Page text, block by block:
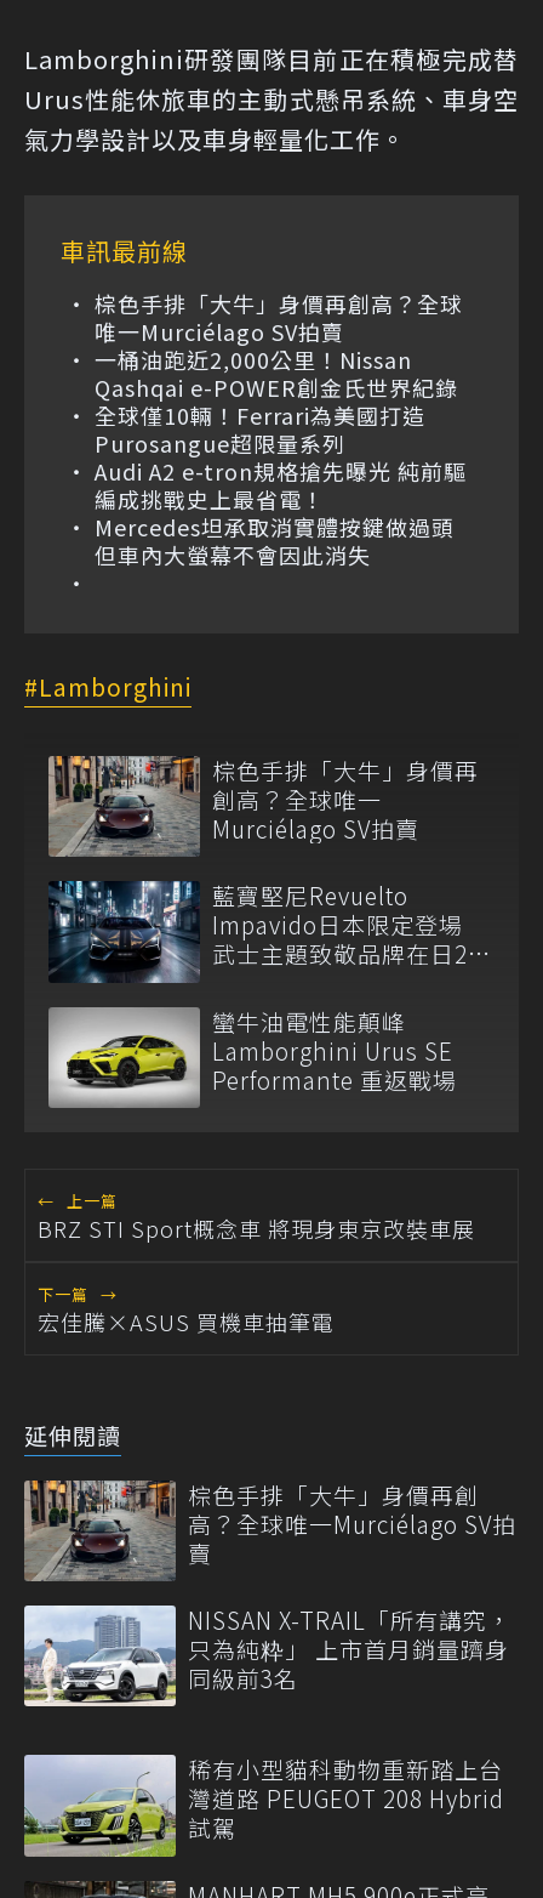
Lamborghini研發團隊目前正在積極完成替
Urus性能休旅車的主動式懸吊系統、車身空
氣力學設計以及車身輕量化工作。
車訊最前線
棕色手排「大牛」身價再創高？全球
唯一Murciélago SV拍賣
一桶油跑近2,000公里！Nissan
Qashqai e-POWER創金氏世界紀錄
全球僅10輛！Ferrari為美國打造
Purosangue超限量系列
Audi A2 e-tron規格搶先曝光 純前驅
編成挑戰史上最省電！
Mercedes坦承取消實體按鍵做過頭
但車內大螢幕不會因此消失
Lamborghini
棕色手排「大牛」身價再
創高？全球唯一
Murciélago SV拍賣
藍寶堅尼Revuelto
Impavido日本限定登場
武士主題致敬品牌在日25
蠻牛油電性能顛峰
Lamborghini Urus SE
Performante 重返戰場
← 上一篇
BRZ STI Sport概念車 將現身東京改裝車展
下一篇 →
宏佳騰×ASUS 買機車抽筆電
延伸閱讀
棕色手排「大牛」身價再創
高？全球唯一Murciélago SV拍
賣
NISSAN X-TRAIL「所有講究，
只為純粋」 上市首月銷量躋身
同級前3名
稀有小型貓科動物重新踏上台
灣道路 PEUGEOT 208 Hybrid
試駕